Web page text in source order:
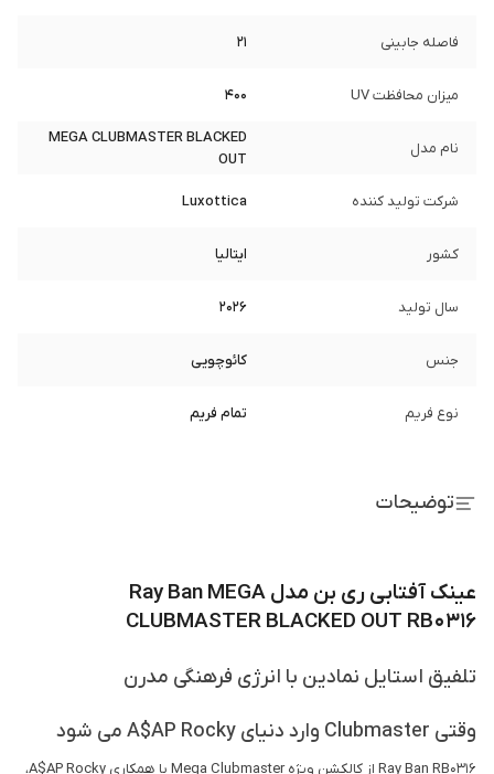
فاصله جابینی 21
میزان محافظت UV 400
نام مدل
MEGA CLUBMASTER BLACKED
OUT
شرکت تولید کننده Luxottica
کشور ایتالیا
سال تولید 2026
جنس کائوچویی
نوع فریم تمام فریم
توضیحات
عینک آفتابی ری بن مدل Ray Ban MEGA
CLUBMASTER BLACKED OUT RB0316
تلفیق استایل نمادین با انرژی فرهنگی مدرن
وقتی Clubmaster وارد دنیای A$AP Rocky می شود
Ray Ban RB0316 از کالکشن ویژه Mega Clubmaster با همکاری A$AP Rocky،